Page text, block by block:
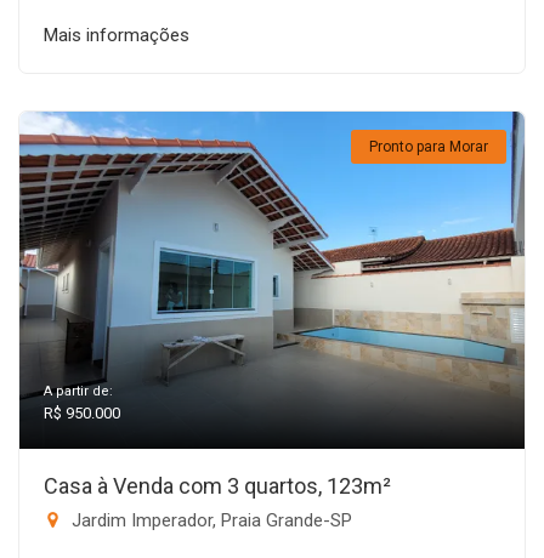
Mais informações
Pronto para Morar
A partir de:
R$ 950.000
Casa à Venda com 3 quartos, 123m²
Jardim Imperador, Praia Grande-SP